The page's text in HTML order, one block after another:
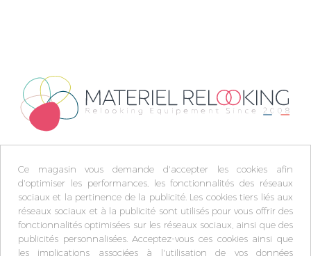
Ce magasin vous demande d'accepter les cookies afin
d'optimiser les performances, les fonctionnalités des réseaux
sociaux et la pertinence de la publicité. Les cookies tiers liés aux
réseaux sociaux et à la publicité sont utilisés pour vous offrir des
fonctionnalités optimisées sur les réseaux sociaux, ainsi que des
publicités personnalisées. Acceptez-vous ces cookies ainsi que
les implications associées à l'utilisation de vos données